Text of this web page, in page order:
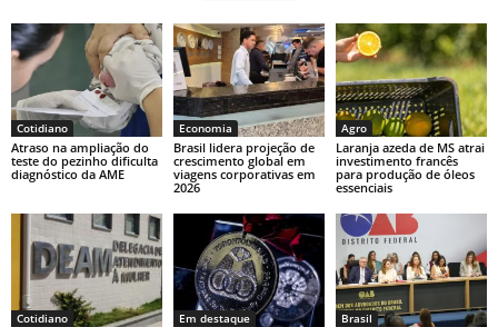
A
p
b
o
o
k
Li
n
k
Cotidiano
Atraso na ampliação do
teste do pezinho dificulta
diagnóstico da AME
Economia
Brasil lidera projeção de
crescimento global em
viagens corporativas em
2026
Agro
Laranja azeda de MS atrai
investimento francês
para produção de óleos
essenciais
Cotidiano Em destaque Brasil